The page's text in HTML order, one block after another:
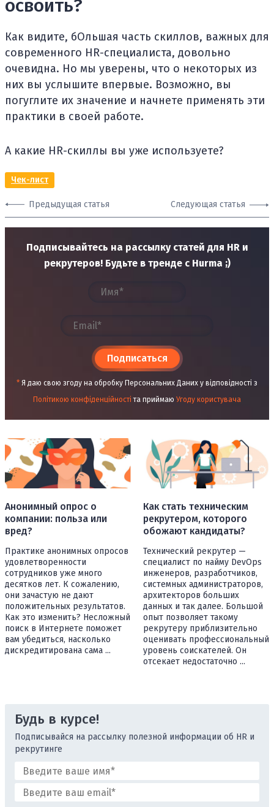
освоить?
Как видите, бОльшая часть скиллов, важных для
современного HR-специалиста, довольно
очевидна. Но мы уверены, что о некоторых из
них вы услышите впервые. Возможно, вы
погуглите их значение и начнете применять эти
практики в своей работе.
А какие HR-скиллы вы уже используете?
Чек-лист
Предыдущая статья Следующая статья
Подписывайтесь на рассылку статей для HR и
рекрутеров! Будьте в тренде с Hurma ;)
Подписаться
* Я даю свою згоду на обробку Персональних Даних у відповідності з
Політикою конфіденційності та приймаю Угоду користувача
Анонимный опрос о
компании: польза или
вред?
Практике анонимных опросов
удовлетворенности
сотрудников уже много
десятков лет. К сожалению,
они зачастую не дают
положительных результатов.
Как это изменить? Несложный
поиск в Интернете поможет
вам убедиться, насколько
дискредитирована сама ...
Как стать техническим
рекрутером, которого
обожают кандидаты?
Технический рекрутер —
специалист по найму DevOps
инженеров, разработчиков,
системных администраторов,
архитекторов больших
данных и так далее. Большой
опыт позволяет такому
рекрутеру приблизительно
оценивать профессиональный
уровень соискателей. Он
отсекает недостаточно ...
Будь в курсе!
Подписывайся на рассылку полезной информации об HR и
рекрутинге